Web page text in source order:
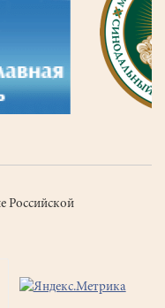
Российской